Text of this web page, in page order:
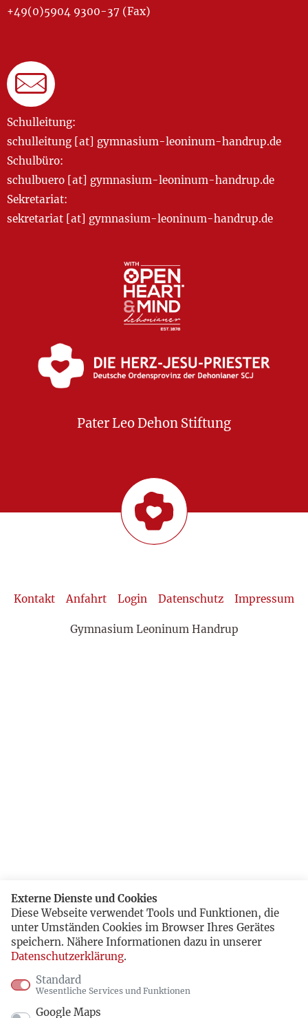
+49(0)5904 9300-37 (Fax)
Schulleitung:
schulleitung [at] gymnasium-leoninum-handrup.de
Schulbüro:
schulbuero [at] gymnasium-leoninum-handrup.de
Sekretariat:
sekretariat [at] gymnasium-leoninum-handrup.de
Pater Leo Dehon Stiftung
Kontakt Anfahrt Login Datenschutz Impressum
Gymnasium Leoninum Handrup
Externe Dienste und Cookies
Diese Webseite verwendet Tools und Funktionen, die
unter Umständen Cookies im Browser Ihres Gerätes
speichern. Nähere Informationen dazu in unserer
Datenschutzerklärung.
Standard
Wesentliche Services und Funktionen
Google Maps